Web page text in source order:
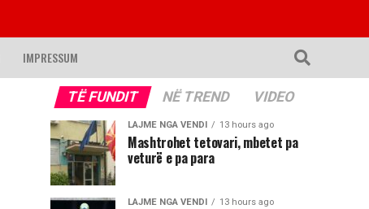
IMPRESSUM
TË FUNDIT NË TREND VIDEO
LAJME NGA VENDI 13 hours ago
Mashtrohet tetovari, mbetet pa
veturë e pa para
LAJME NGA VENDI 13 hours ago